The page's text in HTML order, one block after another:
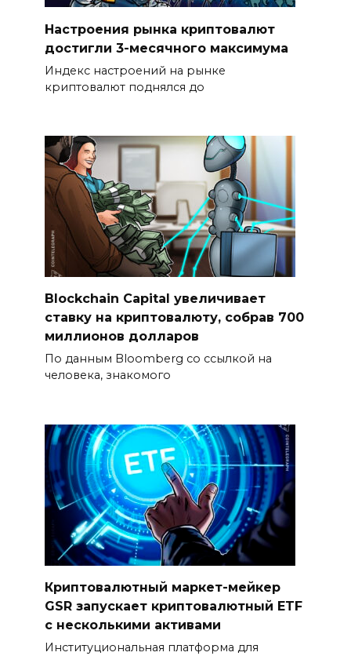
Настроения рынка криптовалют
достигли 3-месячного максимума
Индекс настроений на рынке
криптовалют поднялся до
Blockchain Capital увеличивает
ставку на криптовалюту, собрав 700
миллионов долларов
По данным Bloomberg со ссылкой на
человека, знакомого
Криптовалютный маркет-мейкер
GSR запускает криптовалютный ETF
с несколькими активами
Институциональная платформа для